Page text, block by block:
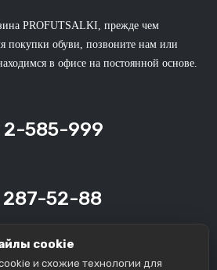
cookie
и схожие технологии для
PROFUTSALKI, прежде чем
покупки обуви, позвоните нам или
в офисе на постоянной основе.
2-585-999
287-52-88